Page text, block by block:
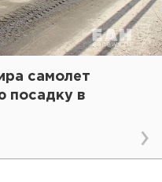
самолет
посадку в